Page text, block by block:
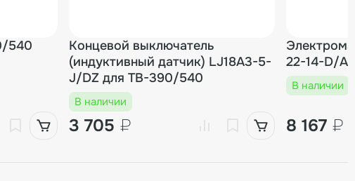
540
Концевой выключатель
(индуктивный датчик) LJ18A3-5-
J/DZ для TB-390/540
В наличии
3 705 ₽
22-14-D/
В наличии
8 167 ₽